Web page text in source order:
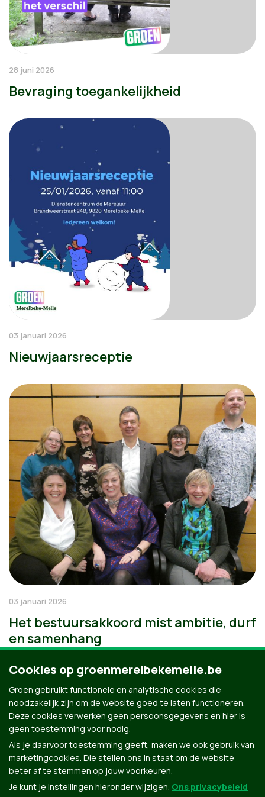
28 juni 2026
Bevraging toegankelijkheid
03 januari 2026
Nieuwjaarsreceptie
03 januari 2026
Het bestuursakkoord mist ambitie, durf
en samenhang
Cookies op groenmerelbekemelle.be
Groen gebruikt functionele en analytische cookies die
noodzakelijk zijn om de website goed te laten functioneren.
Deze cookies verwerken geen persoonsgegevens en hier is
geen toestemming voor nodig.
Als je daarvoor toestemming geeft, maken we ook gebruik van
marketingcookies. Die stellen ons in staat om de website
beter af te stemmen op jouw voorkeuren.
Je kunt je instellingen hieronder wijzigen. Ons privacybeleid